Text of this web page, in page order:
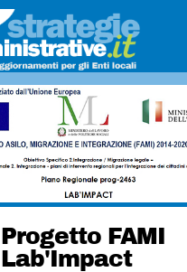
Progetto FAMI
Lab'Impact